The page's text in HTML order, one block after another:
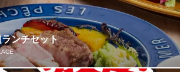
自家製ナムルとキムチ、ご飯とスープがつ
ープはお替り無料が嬉しいポイントです♪
ニュー
ランチ
ンチセット